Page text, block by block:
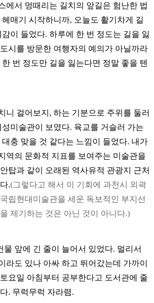
에서 멍때리는 길치의 앞길은 험난한 법
매기 시작하니까, 오늘도 활기차게 길
이 들었다. 하루에 한 번 정도는 길을 잃
시를 방문한 여행자의 예의가 아닐까라
번 정도만 길을 잃는다면 정말 좋을 텐
니 걸어보지, 하는 기분으로 주위를 둘러
성미술관이 보였다. 육교를 거슬러 가는
충 맞을 것 같다는 느낌이 들었다. 내가
역의 문화적 지표를 보여주는 미술관을
탑과 같이 오래된 역사유적 관광지 근처
.(그렇다고 해서 이 기회에 과천시 외곽
립현대미술관을 세운 독보적인 부지선
제기하는 것은 아닌 것이 아니다.)
물 앞에 긴 줄이 늘어서 있었다. 멀리서
라도 있나 아싸 하고 뛰어갔는데 가까이
요일 아침부터 공부한다고 도서관에 줄
. 무럭무럭 자라렴.